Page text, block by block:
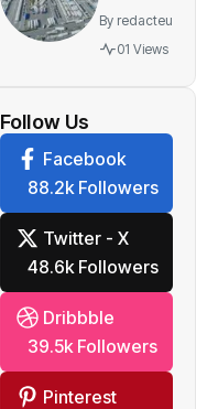
puissance
d’un
de
l’économie
mondiale
By redacteur3.0
01 Views
Follow Us
Facebook
88.2k Followers
Twitter - X
48.6k Followers
Dribbble
39.5k Followers
Pinterest